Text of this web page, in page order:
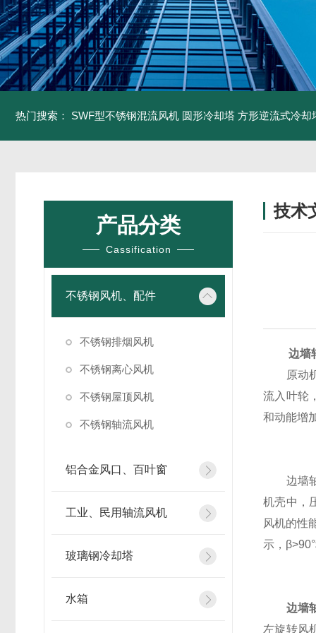
热门搜索： SWF型不锈钢混流风机 圆形冷却塔 方形逆流式冷却
产品分类
Cassification
不锈钢风机、配件
不锈钢排烟风机
不锈钢离心风机
不锈钢屋顶风机
不锈钢轴流风机
铝合金风口、百叶窗
工业、民用轴流风机
玻璃钢冷却塔
水箱
技术
边墙
原动机
流入叶轮
和动能增
边墙轴
机壳中，
风机的性
示，
边墙
左旋转风